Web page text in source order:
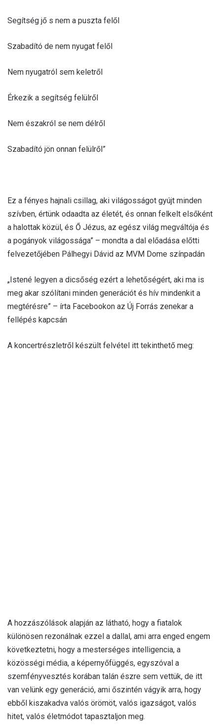
Segítség jő s nem a puszta felől
Szabadító de nem nyugat felől
Nem nyugatról sem keletről
Érkezik a segítség felülről
Nem északról se nem délről
Szabadító jön onnan felülről”
Ez a fényes hajnali csillag, aki világosságot gyújt minden
szívben, értünk odaadta az életét, és onnan felkelt elsőként
a halottak közül, és Ő Jézus, az egész világ megváltója és
a pogányok világossága” – mondta a dal előadása előtti
felvezetőjében Pálhegyi Dávid az MVM Dome színpadán
„Istené legyen a dicsőség ezért a lehetőségért, aki ma is
meg akar szólítani minden generációt és hív mindenkit a
megtérésre” – írta Facebookon az Új Forrás zenekar a
fellépés kapcsán
A koncertrészletről készült felvétel itt tekinthető meg:
A hozzászólások alapján az látható, hogy a fiatalok
különösen rezonálnak ezzel a dallal, ami arra enged engem
következtetni, hogy a mesterséges intelligencia, a
közösségi média, a képernyőfüggés, egyszóval a
szemfényvesztés korában talán észre sem vettük, de itt
van velünk egy generáció, ami őszintén vágyik arra, hogy
ebből kiszakadva valós örömöt, valós igazságot, valós
hitet, valós életmódot tapasztaljon meg.